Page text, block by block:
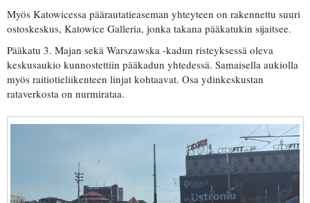
Myös Katowicessa päärautatieaseman yhteyteen on rakennettu suuri
ostoskeskus, Katowice Galleria, jonka takana pääkatukin sijaitsee.
Pääkatu 3. Majan sekä Warszawska -kadun risteyksessä oleva
keskusaukio kunnostettiin pääkadun yhtedessä. Samaisella aukiolla
myös raitiotieliikenteen linjat kohtaavat. Osa ydinkeskustan
rataverkosta on nurmirataa.